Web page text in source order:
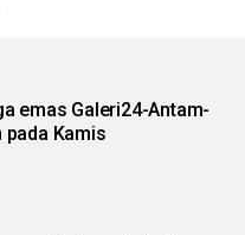
emas Galeri24-Antam-
pada Kamis